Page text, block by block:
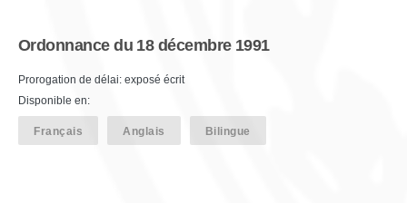
Ordonnance du 18 décembre 1991
Prorogation de délai: exposé écrit
Disponible en:
Français Anglais Bilingue